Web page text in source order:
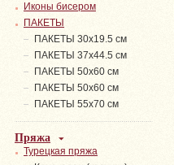
Иконы бисером
ПАКЕТЫ
ПАКЕТЫ 30х19.5 см
ПАКЕТЫ 37х44.5 см
ПАКЕТЫ 50х60 см
ПАКЕТЫ 50х60 см
ПАКЕТЫ 55х70 см
Пряжа
Турецкая пряжа